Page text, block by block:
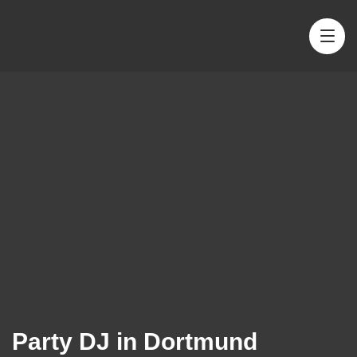
Party DJ in Dortmund